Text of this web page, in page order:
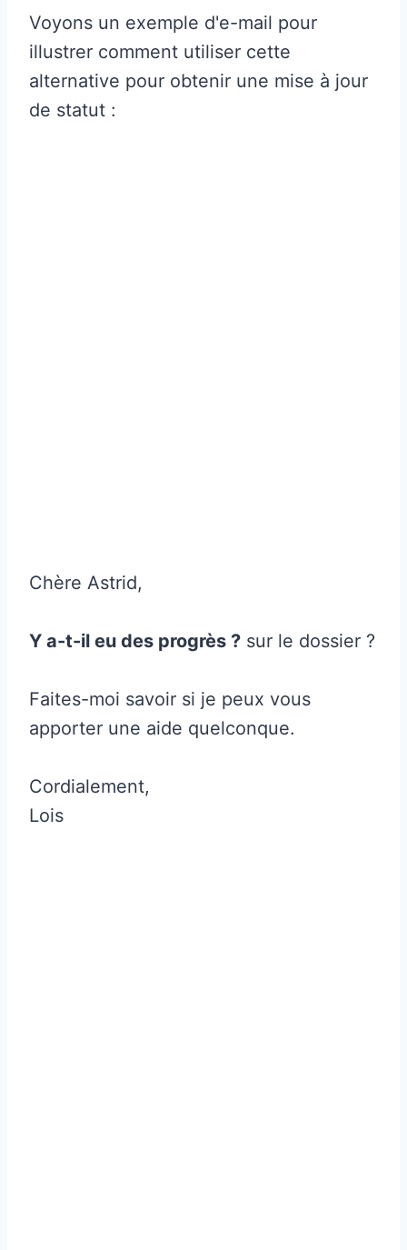
Voyons un exemple d'e-mail pour
illustrer comment utiliser cette
alternative pour obtenir une mise à jour
de statut :
Chère Astrid,
Y a-t-il eu des progrès ? sur le dossier ?
Faites-moi savoir si je peux vous
apporter une aide quelconque.
Cordialement,
Lois